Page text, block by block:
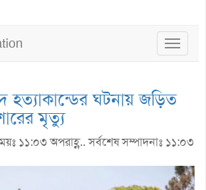
Toggle
হত্যাকান্ডের ঘটনায় জড়িত
মৃত্যু
১১:০৩ অপরাহ্ণ.. সর্বশেষ সম্পাদনাঃ ১১:০৩